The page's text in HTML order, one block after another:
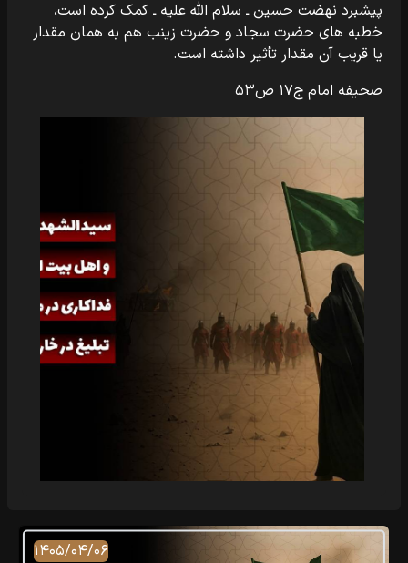
پیشبرد نهضت حسین ـ سلام الله علیه ـ کمک کرده است،
خطبه های حضرت سجاد‏‎ ‎‏و حضرت زینب هم به همان مقدار
یا قریب آن مقدار تأثیر داشته است.
صحیفه امام ج۱۷ ص۵۳
۱۴۰۵/۰۴/۰۶